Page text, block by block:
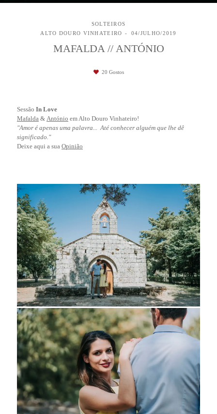
SOLTEIROS
ALTO DOURO VINHATEIRO
04/JULHO/2019
MAFALDA // ANTÓNIO
20 Gostos
Sessão In Love
Mafalda & António em Alto Douro Vinhateiro!
"Amor é apenas uma palavra... Até conhecer alguém que lhe dê
significado."
Deixe aqui a sua Opinião